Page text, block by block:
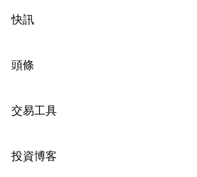
快訊
頭條
交易工具
投資博客